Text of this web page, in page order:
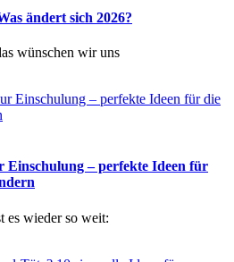
ändert sich 2026?
wünschen wir uns
Einschulung – perfekte Ideen für
es wieder so weit: